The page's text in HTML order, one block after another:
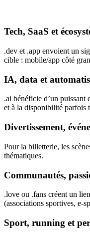
Tech, SaaS et
.dev et .app envoient un
cible : mobile/app côté
IA, data et
.ai bénéficie d’un
et à la disponibilité parfois
Divertissement,
Pour la billetterie, les
thématiques.
Communautés,
.love ou .fans créent un
(associations sportives, e-
Sport, running et